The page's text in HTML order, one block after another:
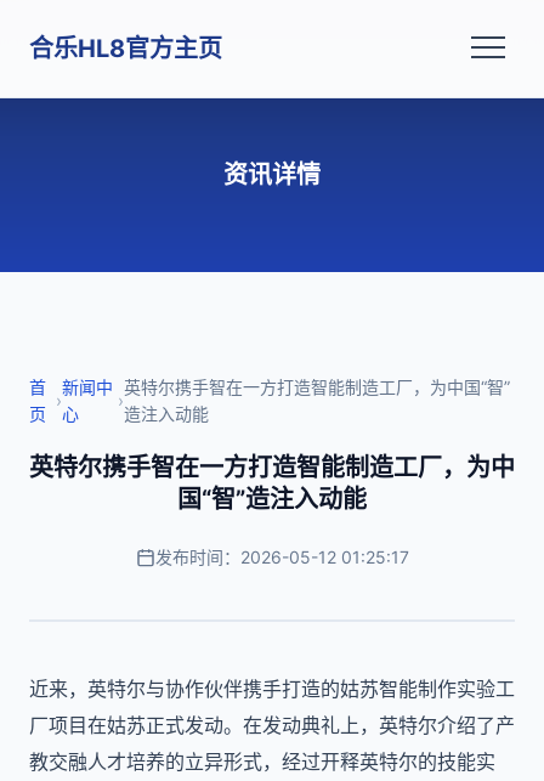
合乐HL8官方主页
资讯详情
首
页
›
新闻中
心
›
英特尔携手智在一方打造智能制造工厂，为中国“智”
造注入动能
英特尔携手智在一方打造智能制造工厂，为中
国“智”造注入动能
发布时间：2026-05-12 01:25:17
近来，英特尔与协作伙伴携手打造的姑苏智能制作实验工
厂项目在姑苏正式发动。在发动典礼上，英特尔介绍了产
教交融人才培养的立异形式，经过开释英特尔的技能实